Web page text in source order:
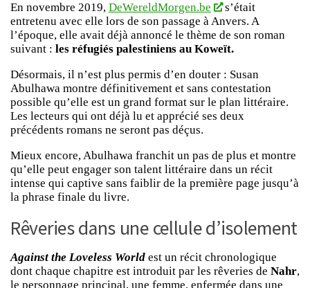
En novembre 2019, DeWereldMorgen.be
s’était
entretenu avec elle lors de son passage à Anvers. A
l’époque, elle avait déjà annoncé le thème de son roman
suivant : les réfugiés palestiniens au Koweït.
Désormais, il n’est plus permis d’en douter : Susan
Abulhawa montre définitivement et sans contestation
possible qu’elle est un grand format sur le plan littéraire.
Les lecteurs qui ont déjà lu et apprécié ses deux
précédents romans ne seront pas déçus.
Mieux encore, Abulhawa franchit un pas de plus et montre
qu’elle peut engager son talent littéraire dans un récit
intense qui captive sans faiblir de la première page jusqu’à
la phrase finale du livre.
Rêveries dans une cellule d’isolement
Against the Loveless World est un récit chronologique
dont chaque chapitre est introduit par les rêveries de Nahr,
le personnage principal, une femme, enfermée dans une